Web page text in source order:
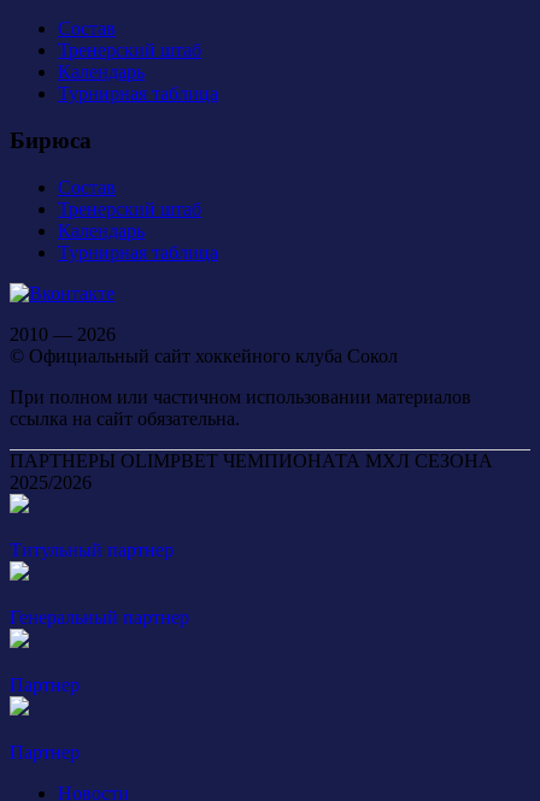
Состав
Тренерский штаб
Календарь
Турнирная таблица
Бирюса
Состав
Тренерский штаб
Календарь
Турнирная таблица
2010 — 2026
© Официальный сайт хоккейного клуба Сокол
При полном или частичном использовании материалов
ссылка на сайт обязательна.
ПАРТНЕРЫ OLIMPBET ЧЕМПИОНАТА МХЛ СЕЗОНА
2025/2026
Титульный партнер
Генеральный партнер
Партнер
Партнер
Новости